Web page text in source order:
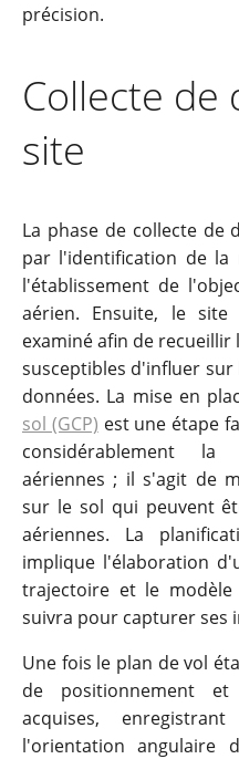
précision.
Collecte de
site
La phase de collecte de
par l'identification de la
l'établissement de
aérien. Ensuite, le site
examiné afin de
susceptibles d'influer sur
données. La mise en
sol (GCP) est une étape
considérablement
aériennes ; il s'agit de
sur le sol qui peuvent
aériennes. La
implique l'élaboration
trajectoire et le
suivra pour capturer ses
Une fois le plan de vol
de positionnement
acquises,
l'orientation angulaire